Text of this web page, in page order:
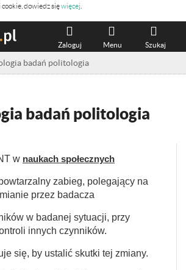
dowiedz sięwięcej
Szukaj
Menu
Zaloguj
badań politologia
badań politologia
w naukach społecznych
zabieg, polegający na
przez badacza
w badanej sytuacji, przy
innych czynników.
się, by ustalić skutki tej zmiany.